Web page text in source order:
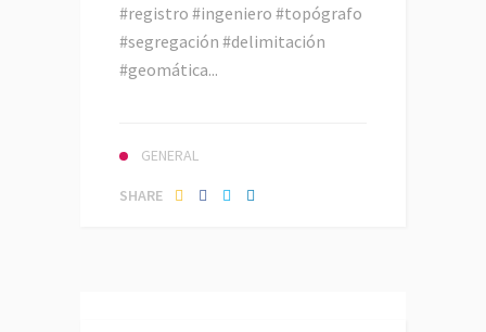
#registro #ingeniero #topógrafo
#segregación #delimitación
#geomática...
GENERAL
SHARE